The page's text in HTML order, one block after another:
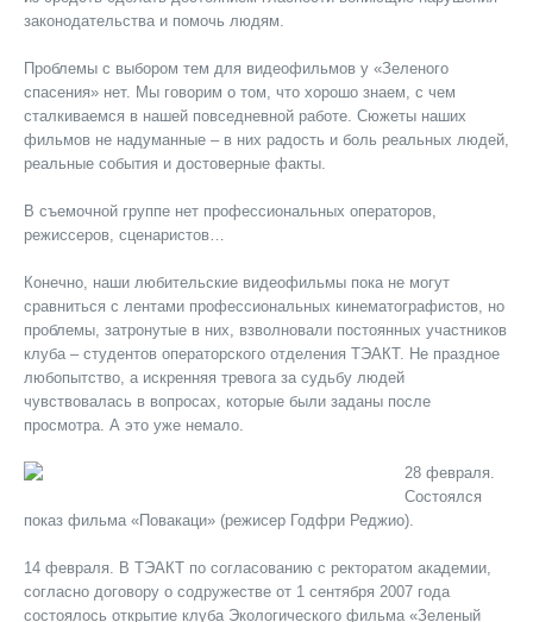
законодательства и помочь людям.
Проблемы с выбором тем для видеофильмов у «Зеленого
спасения» нет. Мы говорим о том, что хорошо знаем, с чем
сталкиваемся в нашей повседневной работе. Сюжеты наших
фильмов не надуманные – в них радость и боль реальных людей,
реальные события и достоверные факты.
В съемочной группе нет профессиональных операторов,
режиссеров, сценаристов…
Конечно, наши любительские видеофильмы пока не могут
сравниться с лентами профессиональных кинематографистов, но
проблемы, затронутые в них, взволновали постоянных участников
клуба – студентов операторского отделения ТЭАКТ. Не праздное
любопытство, а искренняя тревога за судьбу людей
чувствовалась в вопросах, которые были заданы после
просмотра. А это уже немало.
28 февраля.
Состоялся
показ фильма «Повакаци» (режисер Годфри Реджио).
14 февраля. В ТЭАКТ по согласованию с ректоратом академии,
согласно договору о содружестве от 1 сентября 2007 года
состоялось открытие клуба Экологического фильма «Зеленый